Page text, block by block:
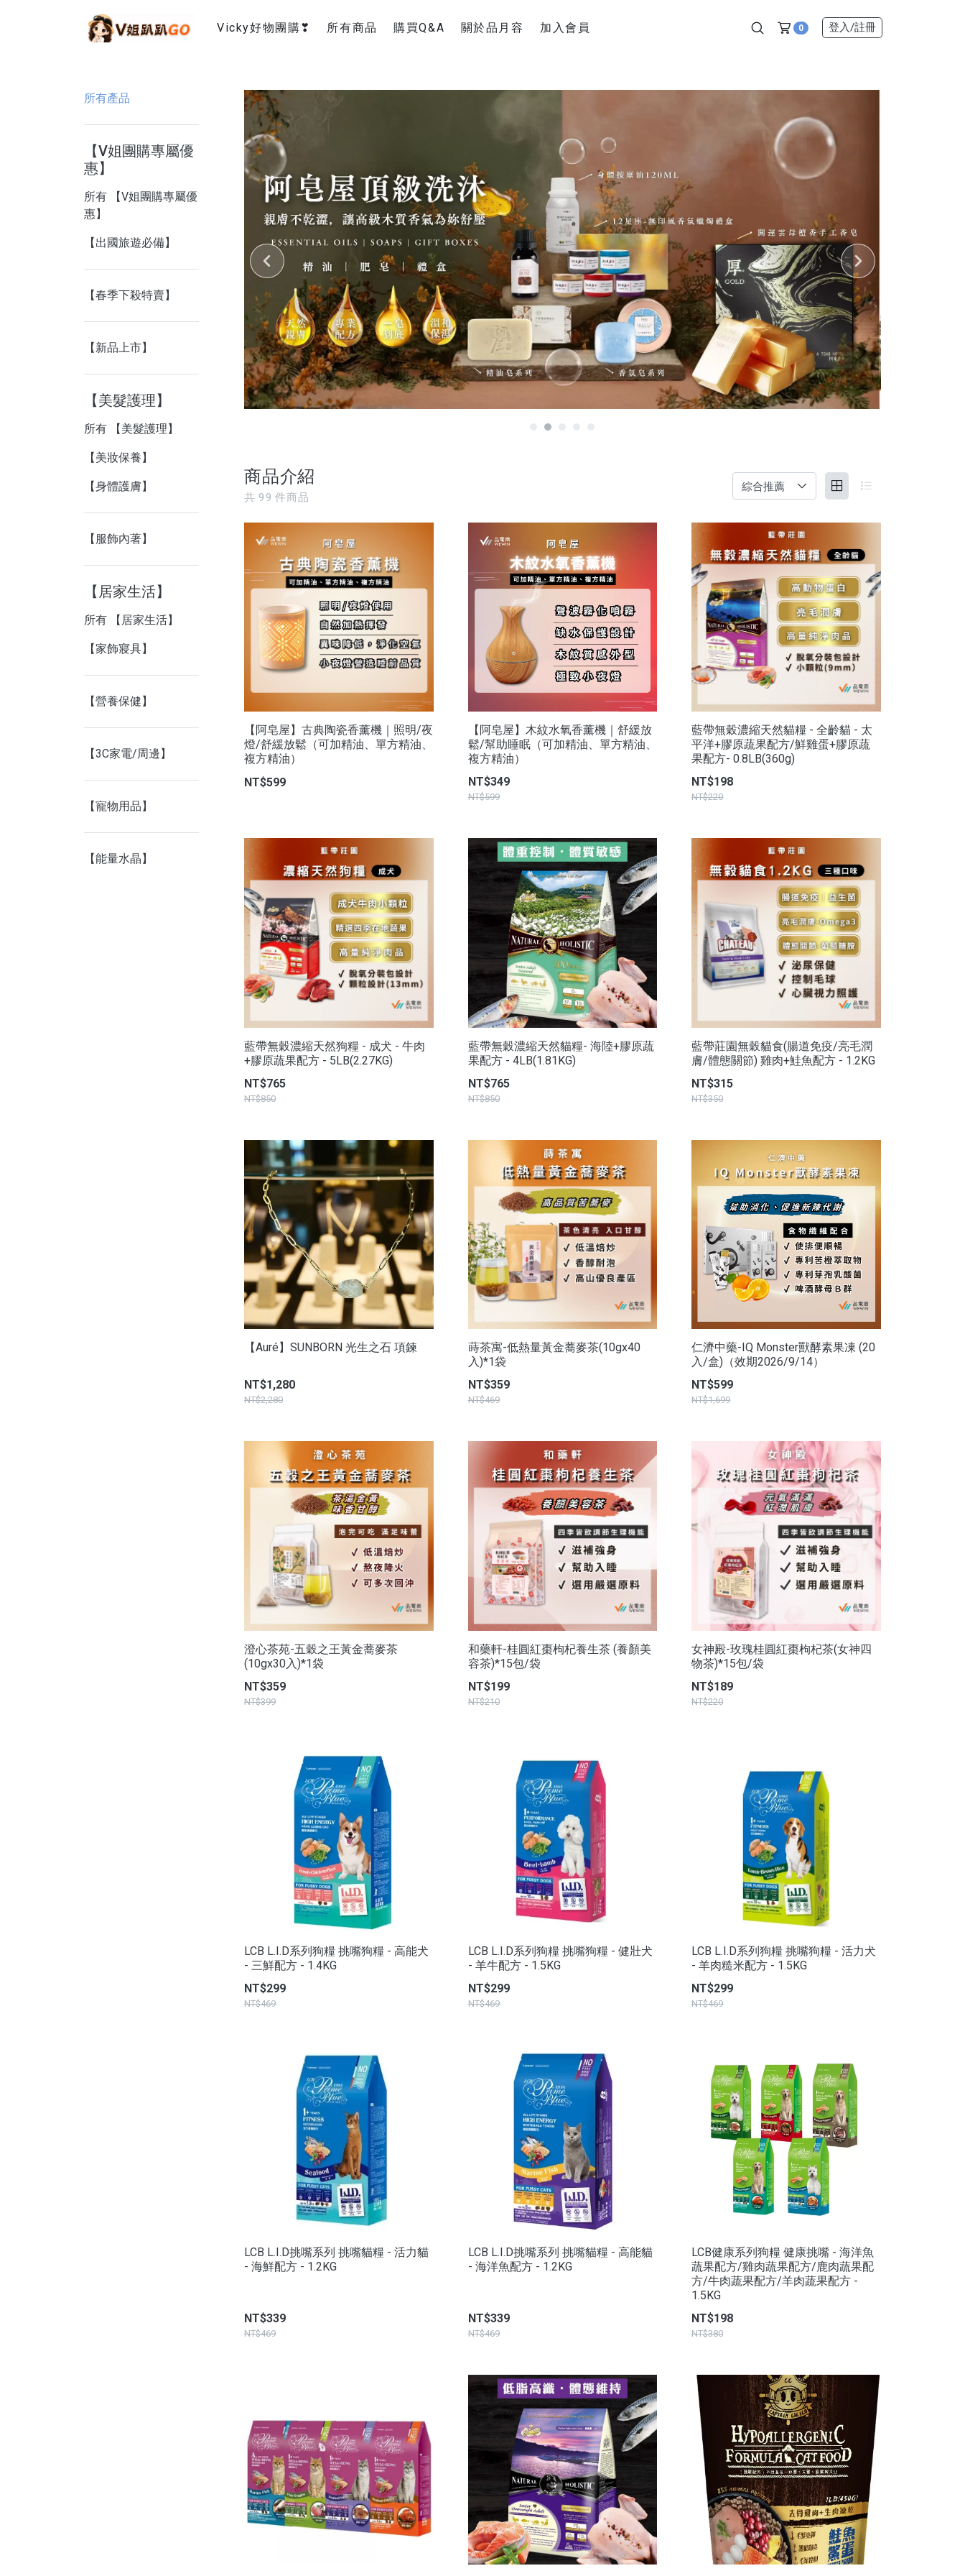
Vicky好物團購❣ 所有商品 購買Q&A
購物運送說明
關於品月容 加入會員 0 登入/註冊
所有產品
【V姐團購專屬優
惠】
所有 【V姐團購專屬優
惠】
【出國旅遊必備】
【春季下殺特賣】
【新品上市】
【美髮護理】
所有 【美髮護理】
【美妝保養】
【身體護膚】
【服飾內著】
【居家生活】
所有 【居家生活】
【家飾寢具】
【營養保健】
【3C家電/周邊】
【寵物用品】
【能量水晶】
商品介紹
共 99 件商品
【阿皂屋】古典陶瓷香薰機｜照明/夜
燈/舒緩放鬆（可加精油、單方精油、
複方精油）
NT$599
【阿皂屋】木紋水氧香薰機｜舒緩放
鬆/幫助睡眠（可加精油、單方精油、
複方精油）
NT$349
NT$599
藍帶無穀濃縮天然貓糧 - 全齡貓 - 太
平洋+膠原蔬果配方/鮮雞蛋+膠原蔬
果配方- 0.8LB(360g)
NT$198
NT$220
藍帶無穀濃縮天然狗糧 - 成犬 - 牛肉
+膠原蔬果配方 - 5LB(2.27KG)
NT$765
NT$850
藍帶無穀濃縮天然貓糧- 海陸+膠原蔬
果配方 - 4LB(1.81KG)
NT$765
NT$850
藍帶莊園無穀貓食(腸道免疫/亮毛潤
膚/體態關節) 雞肉+鮭魚配方 - 1.2KG
NT$315
NT$350
【Auré】SUNBORN 光生之石 項鍊
NT$1,280
NT$2,280
蒔茶寓-低熱量黃金蕎麥茶(10gx40
入)*1袋
NT$359
NT$469
仁濟中藥-IQ Monster獸酵素果凍 (20
入/盒)（效期2026/9/14）
NT$599
NT$1,699
澄心茶苑-五穀之王黃金蕎麥茶
(10gx30入)*1袋
NT$359
NT$399
和藥軒-桂圓紅棗枸杞養生茶 (養顏美
容茶)*15包/袋
NT$199
NT$210
女神殿-玫瑰桂圓紅棗枸杞茶(女神四
物茶)*15包/袋
NT$189
NT$220
LCB L.I.D系列狗糧 挑嘴狗糧 - 高能犬
- 三鮮配方 - 1.4KG
NT$299
NT$469
LCB L.I.D系列狗糧 挑嘴狗糧 - 健壯犬
- 羊牛配方 - 1.5KG
NT$299
NT$469
LCB L.I.D系列狗糧 挑嘴狗糧 - 活力犬
- 羊肉糙米配方 - 1.5KG
NT$299
NT$469
LCB L.I.D挑嘴系列 挑嘴貓糧 - 活力貓
- 海鮮配方 - 1.2KG
NT$339
NT$469
LCB L.I.D挑嘴系列 挑嘴貓糧 - 高能貓
- 海洋魚配方 - 1.2KG
NT$339
NT$469
LCB健康系列狗糧 健康挑嘴 - 海洋魚
蔬果配方/雞肉蔬果配方/鹿肉蔬果配
方/牛肉蔬果配方/羊肉蔬果配方 -
1.5KG
NT$198
NT$380